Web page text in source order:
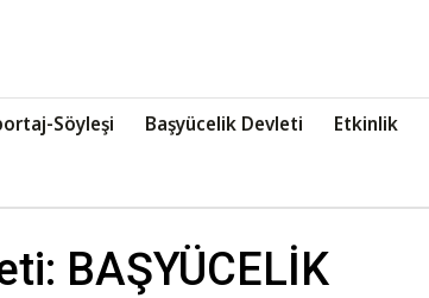
Söyleşi Başyücelik Devleti Etkinlik
BAŞYÜCELİK